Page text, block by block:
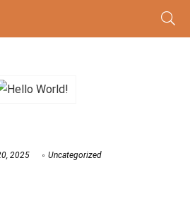
2025 Uncategorized